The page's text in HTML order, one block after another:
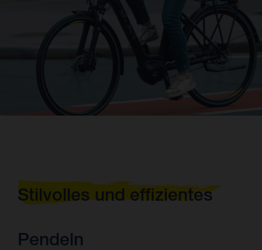
Stilvolles und effizientes
Pendeln